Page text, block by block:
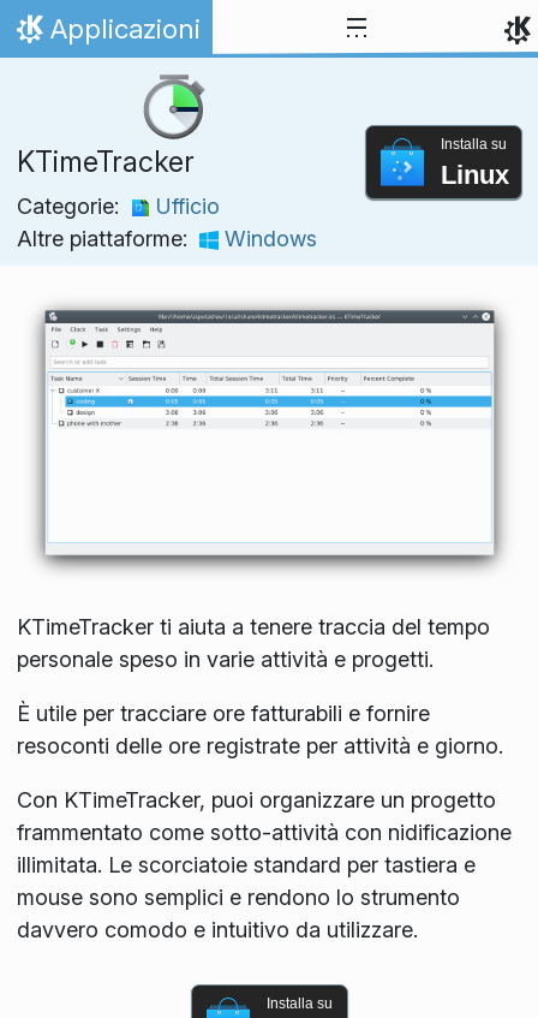
Passa al contenuto
Pagina iniziale
Applicazioni
KTimeTracker
Categorie:
Ufficio
Altre piattaforme:
Windows
Installa su
Linux
KTimeTracker ti aiuta a tenere traccia del tempo
personale speso in varie attività e progetti.
È utile per tracciare ore fatturabili e fornire
resoconti delle ore registrate per attività e giorno.
Con KTimeTracker, puoi organizzare un progetto
frammentato come sotto-attività con nidificazione
illimitata. Le scorciatoie standard per tastiera e
mouse sono semplici e rendono lo strumento
davvero comodo e intuitivo da utilizzare.
Installa su